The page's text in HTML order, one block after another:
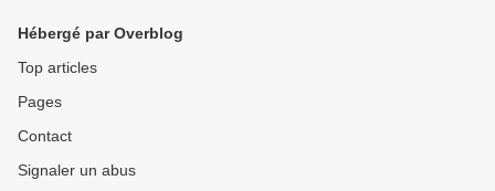
Hébergé par Overblog
Top articles
Pages
Contact
Signaler un abus